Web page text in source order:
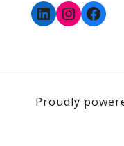
LinkedIn
Proudly